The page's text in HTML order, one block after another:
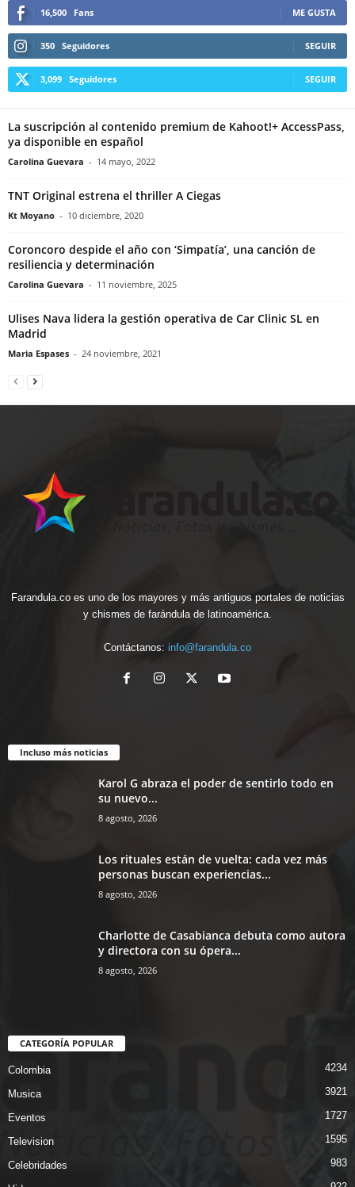
16,500 Fans ME GUSTA
350 Seguidores SEGUIR
3,099 Seguidores SEGUIR
La suscripción al contenido premium de Kahoot!+ AccessPass,
ya disponible en español
Carolina Guevara - 14 mayo, 2022
TNT Original estrena el thriller A Ciegas
Kt Moyano - 10 diciembre, 2020
Coroncoro despide el año con ‘Simpatía’, una canción de
resiliencia y determinación
Carolina Guevara - 11 noviembre, 2025
Ulises Nava lidera la gestión operativa de Car Clinic SL en
Madrid
Maria Espases - 24 noviembre, 2021
Farandula.co es uno de los mayores y más antiguos portales de noticias
y chismes de farándula de latinoamérica.
Contáctanos: info@farandula.co
Incluso más noticias
Karol G abraza el poder de sentirlo todo en
su nuevo...
8 agosto, 2026
Los rituales están de vuelta: cada vez más
personas buscan experiencias...
8 agosto, 2026
Charlotte de Casabianca debuta como autora
y directora con su ópera...
8 agosto, 2026
CATEGORÍA POPULAR
Colombia 4234
Musica 3921
Eventos 1727
Television 1595
Celebridades 983